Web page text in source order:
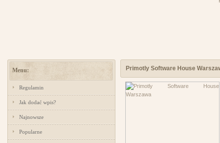
Menu:
Regulamin
Jak dodać wpis?
Najnowsze
Popularne
Primotly Software House